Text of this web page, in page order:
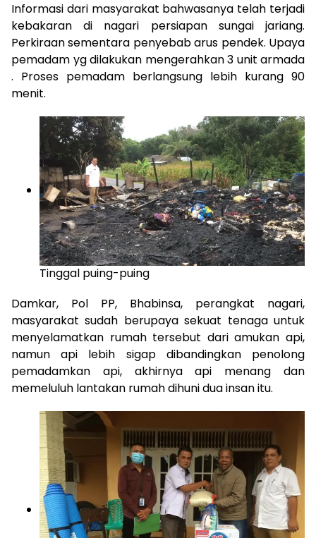
Informasi dari masyarakat bahwasanya telah terjadi
kebakaran di nagari persiapan sungai jariang.
Perkiraan sementara penyebab arus pendek. Upaya
pemadam yg dilakukan mengerahkan 3 unit armada
. Proses pemadam berlangsung lebih kurang 90
menit.
Tinggal puing-puing
Damkar, Pol PP, Bhabinsa, perangkat nagari,
masyarakat sudah berupaya sekuat tenaga untuk
menyelamatkan rumah tersebut dari amukan api,
namun api lebih sigap dibandingkan penolong
pemadamkan api, akhirnya api menang dan
memeluluh lantakan rumah dihuni dua insan itu.